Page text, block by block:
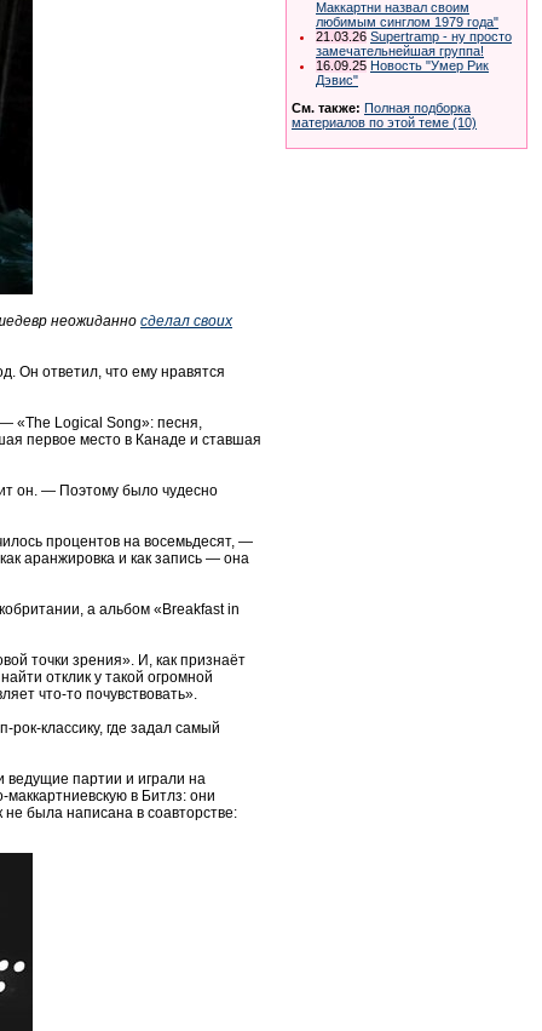
неожиданно сделал своих
Он ответил, что ему нравятся
«The Logical Song»: песня,
первое место в Канаде и ставшая
он. — Поэтому было чудесно
процентов на восемьдесят, —
аранжировка и как запись — она
а альбом «Breakfast in
точки зрения». И, как признаёт
отклик у такой огромной
что-то почувствовать».
классику, где задал самый
ведущие партии и играли на
в Битлз: они
не была написана в соавторстве:
Маккартни назвал своим
любимым синглом 1979 года"
21.03.26 Supertramp - ну просто
замечательнейшая группа!
16.09.25 Новость "Умер Рик
Дэвис"
См. также: Полная подборка
материалов по этой теме (10)